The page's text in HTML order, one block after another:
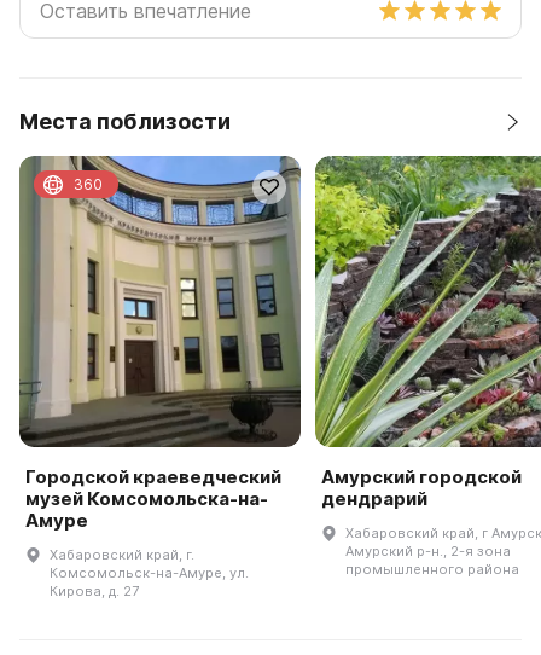
Места поблизости
Городской краеведческий
музей Комсомольска-на-
Амуре
Хабаровский край, г.
Комсомольск-на-Амуре, ул.
Кирова, д. 27
360
Амурский городской
дендрарий
Хабаровский край, г
Амурский р-н., 2-я зона
промышленного района